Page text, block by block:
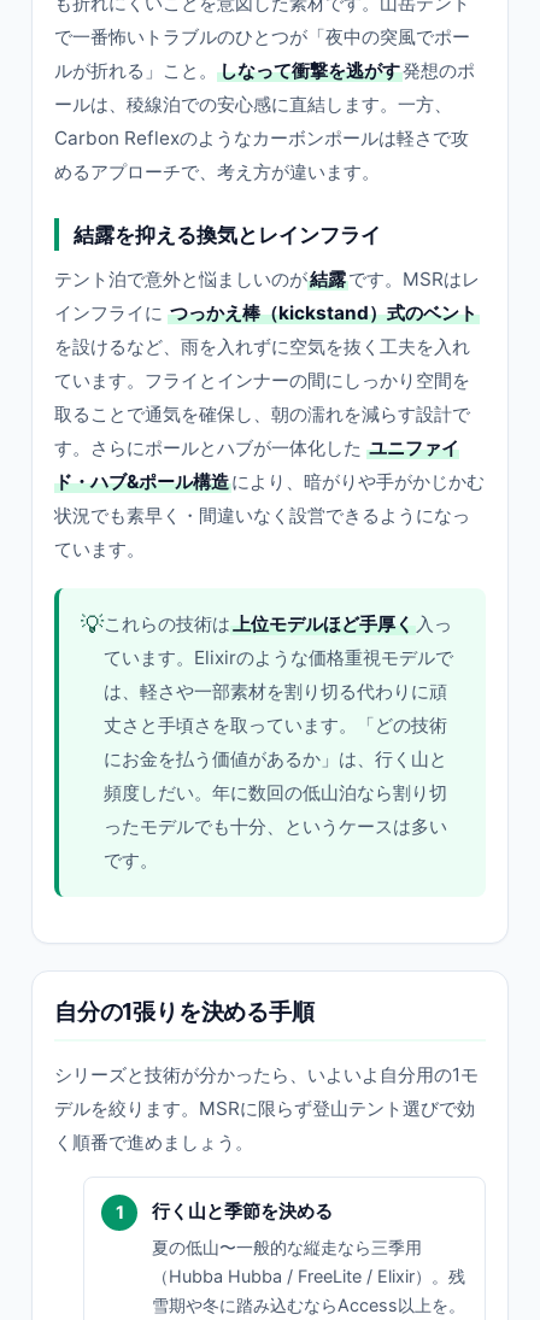
で一番怖いトラブルのひとつが「夜中の突風でポー
ルが折れる」こと。
しなって衝撃を逃がす発想のポ
ールは、稜線泊での安心感に直結します。一方、
Carbon Reflexのようなカーボンポールは軽さで攻
めるアプローチで、考え方が違います。
結露を抑える換気とレインフライ
テント泊で意外と悩ましいのが結露です。MSRはレ
インフライに つっかえ棒（kickstand）式のベント
を設けるなど、雨を入れずに空気を抜く工夫を入れ
ています。フライとインナーの間にしっかり空間を
取ることで通気を確保し、朝の濡れを減らす設計で
す。さらにポールとハブが一体化した ユニファイ
ド・ハブ&ポール構造により、暗がりや手がかじかむ
状況でも素早く・間違いなく設営できるようになっ
ています。
💡これらの技術は上位モデルほど手厚く 入っ
ています。Elixirのような価格重視モデルで
は、軽さや一部素材を割り切る代わりに頑
丈さと手頃さを取っています。「どの技術
にお金を払う価値があるか」は、行く山と
頻度しだい。年に数回の低山泊なら割り切
ったモデルでも十分、というケースは多い
です。
自分の1張りを決める手順
シリーズと技術が分かったら、いよいよ自分用の1モ
デルを絞ります。MSRに限らず登山テント選びで効
く順番で進めましょう。
行く山と季節を決める
夏の低山〜一般的な縦走なら三季用
（Hubba Hubba / FreeLite / Elixir）。残
雪期や冬に踏み込むならAccess以上を。